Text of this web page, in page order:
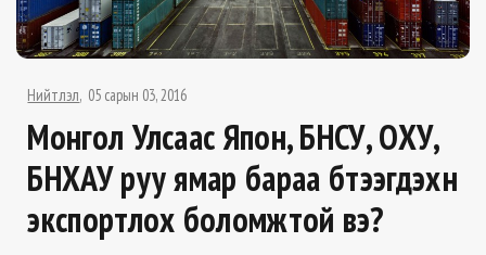
Нийтлэл 05 сарын 03, 2016
Монгол Улсаас Япон, БНСУ, ОХУ,
БНХАУ руу ямар бараа бүтээгдэхүүн
экспортлох боломжтой вэ?